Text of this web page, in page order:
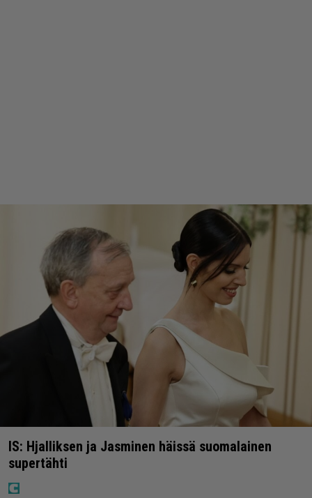
IS: Hjalliksen ja Jasminen häissä suomalainen
supertähti